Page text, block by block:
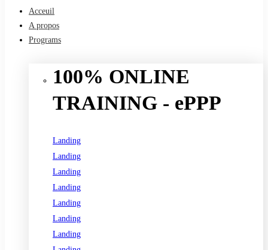
Acceuil
A propos
Programs
100% ONLINE
TRAINING - ePPP
Landing
Landing
Landing
Landing
Landing
Landing
Landing